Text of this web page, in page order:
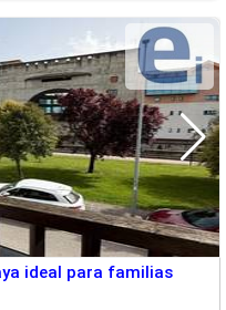
ideal para familias